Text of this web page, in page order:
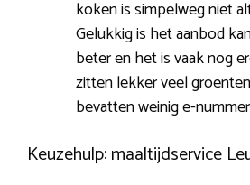
koken is simpelweg niet
Gelukkig is het aanbod
beter en het is vaak nog
zitten lekker veel
bevatten weinig e-
Keuzehulp: maaltijdservice